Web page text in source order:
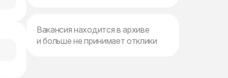
Вакансия находится в архиве
и больше не принимает отклики